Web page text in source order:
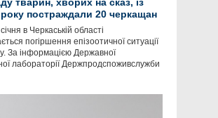
тварин, хворих на сказ, із
року постраждали 20 черкащан
в Черкаській області
погіршення епізоотичної ситуації
За інформацією Державної
лабораторії Держпродспоживслужби